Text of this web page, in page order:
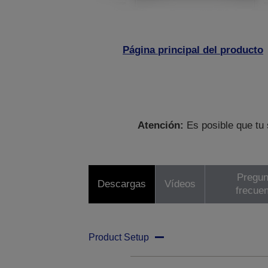
Página principal del producto
Atención: Es posible que
Descargas Vídeos
Product Setup